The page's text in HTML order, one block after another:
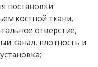
постановки
костной ткани,
отверстие,
канал, плотность и